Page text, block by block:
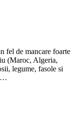
fel de mancare foarte
(Maroc, Algeria,
legume, fasole si